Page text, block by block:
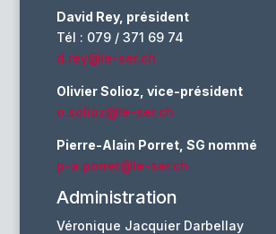
David Rey, président
Tél : 079 / 371 69 74
d.rey@le-ser.ch
Olivier Solioz, vice-président
o.solioz@le-ser.ch
Pierre-Alain Porret, SG nommé
p-a.porret@le-ser.ch
Administration
Véronique Jacquier Darbellay